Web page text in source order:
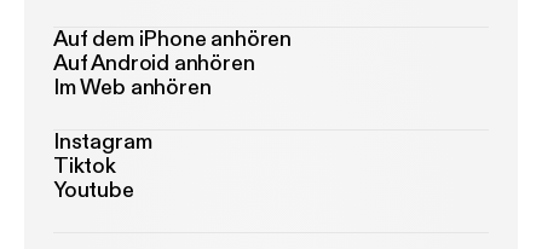
Auf dem iPhone anhören
Auf Android anhören
Im Web anhören
Instagram
Tiktok
Youtube